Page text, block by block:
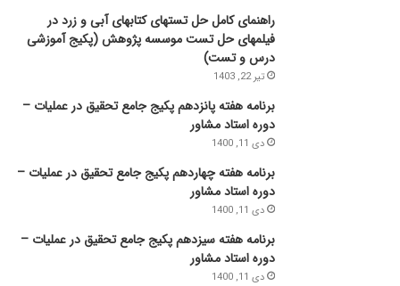
راهنمای کامل حل تستهای کتابهای آبی و زرد در
فیلمهای حل تست موسسه پژوهش (پکیج آموزشی
درس و تست)
تیر 22, 1403
برنامه هفته پانزدهم پکیج جامع تحقیق در عملیات –
دوره استاد مشاور
دی 11, 1400
برنامه هفته چهاردهم پکیج جامع تحقیق در عملیات –
دوره استاد مشاور
دی 11, 1400
برنامه هفته سیزدهم پکیج جامع تحقیق در عملیات –
دوره استاد مشاور
دی 11, 1400